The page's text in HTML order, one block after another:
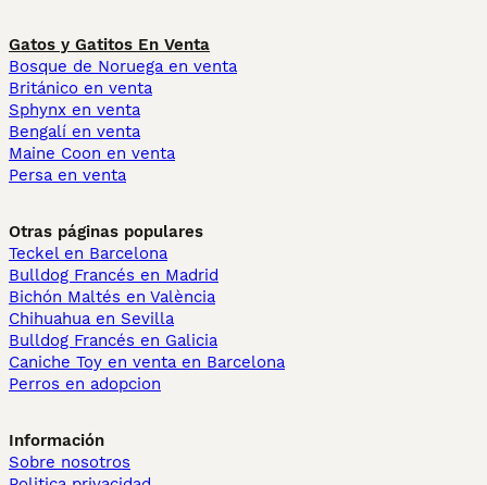
Gatos y Gatitos En Venta
Bosque de Noruega en venta
Británico en venta
Sphynx en venta
Bengalí en venta
Maine Coon en venta
Persa en venta
Otras páginas populares
Teckel en Barcelona
Bulldog Francés en Madrid
Bichón Maltés en València
Chihuahua en Sevilla
Bulldog Francés en Galicia
Caniche Toy en venta en Barcelona
Perros en adopcion
Información
Sobre nosotros